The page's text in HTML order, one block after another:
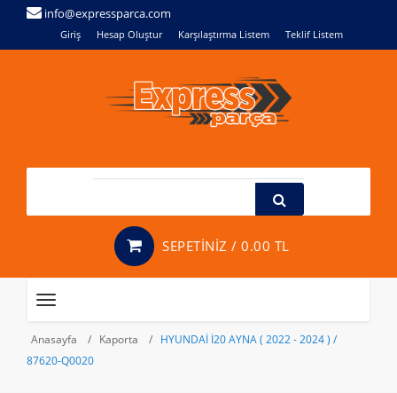
info@expressparca.com
Giriş Hesap Oluştur Karşılaştırma Listem Teklif Listem
SEPETİNİZ / 0.00 TL
Toggle
Anasayfa
Kaporta
HYUNDAİ İ20 AYNA ( 2022 - 2024 ) /
87620-Q0020